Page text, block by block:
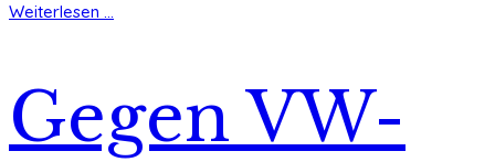
Weiterlesen ...
Gegen VW-